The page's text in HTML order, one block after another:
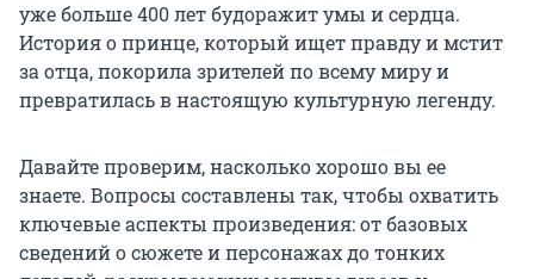
уже больше 400 лет будоражит умы и сердца.
История о принце, который ищет правду и мстит
за отца, покорила зрителей по всему миру и
превратилась в настоящую культурную легенду.
Давайте проверим, насколько хорошо вы ее
знаете. Вопросы составлены так, чтобы охватить
ключевые аспекты произведения: от базовых
сведений о сюжете и персонажах до тонких